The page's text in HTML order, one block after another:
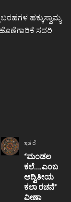
ಹಕ್ಕುಸ್ವಾಮ್ಯ
ಸದರಿ
ಇತರೆ
“ಮಂಡಲ
ಕಲೆ….ಎಂಬ
ಅದ್ವಿತೀಯ
ಕಲಾ ರಚನೆ”‌
ವೀಣಾ